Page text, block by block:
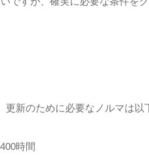
新のために必要なノルマは以
時間